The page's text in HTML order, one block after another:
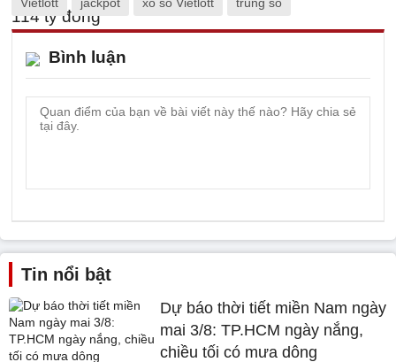
Bình luận
Tin nổi bật
Dự báo thời tiết miền Nam ngày
mai 3/8: TP.HCM ngày nắng,
chiều tối có mưa dông